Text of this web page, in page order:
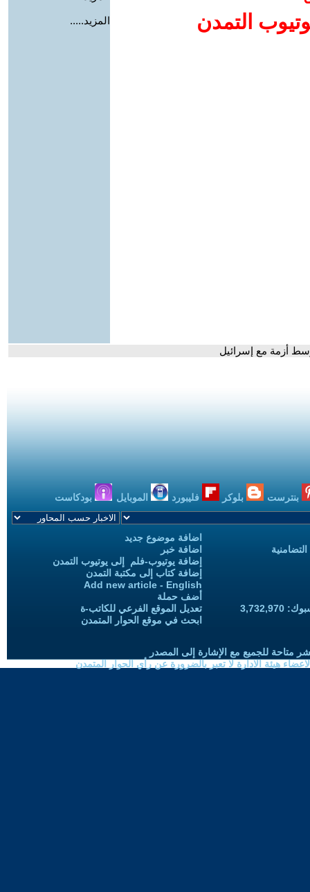
التمدن
المزيد.....
أزمة مع إسرائيل
بنترست بلوكر فليبورد الموبايل بودكاست
اضافة موضوع جديد
اضافة خبر
إضافة يوتيوب-فلم إلى يوتيوب التمدن
إضافة كتاب إلى مكتبة التمدن
Add new article - English
أضف حملة
تعديل الموقع الفرعي للكاتب-ة
ابحث في موقع الحوار المتمدن
متاحة للجميع مع الإشارة إلى المصدر
هيئة الادارة لا تعبر بالضرورة عن رأي الحوار المتمدن